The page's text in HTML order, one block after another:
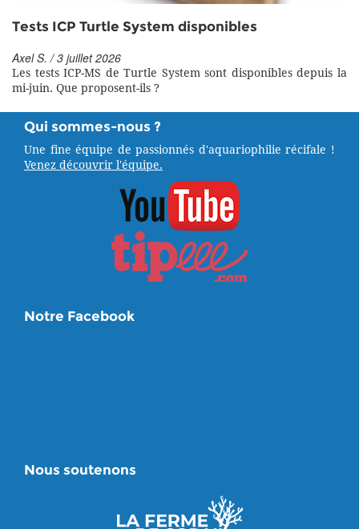
Tests ICP Turtle System disponibles
Axel S. / 3 juillet 2026
Les tests ICP-MS de Turtle System sont disponibles depuis la
mi-juin. Que proposent-ils ?
Qui sommes-nous ?
Une fine équipe de passionnés d'aquariophilie récifale !
Venez découvrir l'équipe.
Notre Facebook
Nous soutenons